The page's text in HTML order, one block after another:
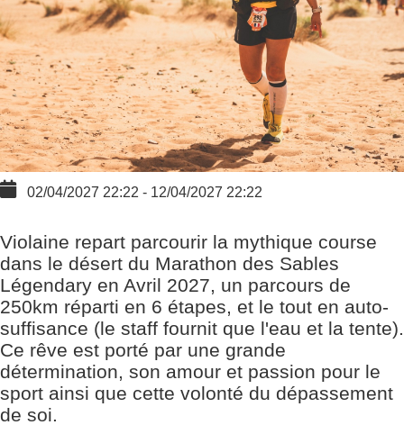
02/04/2027 22:22 - 12/04/2027 22:22
Violaine repart parcourir la mythique course
dans le désert du Marathon des Sables
Légendary en Avril 2027, un parcours de
250km réparti en 6 étapes, et le tout en auto-
suffisance (le staff fournit que l'eau et la tente).
Ce rêve est porté par une grande
détermination, son amour et passion pour le
sport ainsi que cette volonté du dépassement
de soi.